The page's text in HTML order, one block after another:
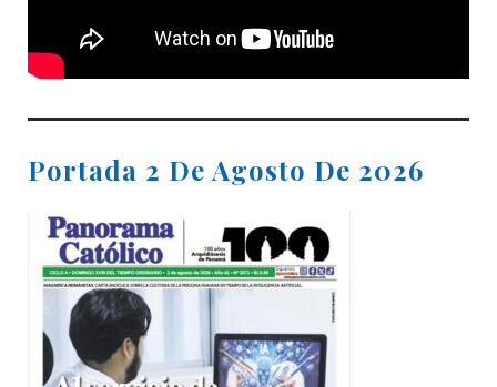
Portada 2 De Agosto De 2026